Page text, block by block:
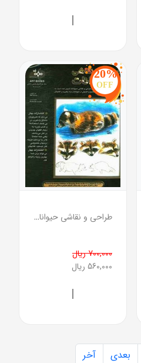
|
20%
OFF
طراحی و نقاشی حیوانات
700,000 ریال
560,000 ریال
|
بعدی آخر